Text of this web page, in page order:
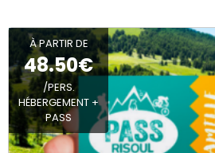
À PARTIR DE
48.50€
/PERS.
HÉBERGEMENT +
PASS